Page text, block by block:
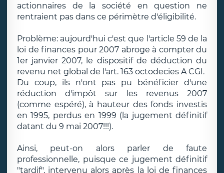
actionnaires de la société en question ne
rentraient pas dans ce périmètre d'éligibilité.
Problème: aujourd'hui c'est que l'article 59 de la
loi de finances pour 2007 abroge à compter du
1er janvier 2007, le dispositif de déduction du
revenu net global de l'art. 163 octodecies A CGI.
Du coup, ils n'ont pas pu bénéficier d'une
réduction d'impôt sur les revenus 2007
(comme espéré), à hauteur des fonds investis
en 1995, perdus en 1999 (la jugement définitif
datant du 9 mai 2007!!!).
Ainsi, peut-on alors parler de faute
professionnelle, puisque ce jugement définitif
"tardif", intervenu alors après la loi de finances